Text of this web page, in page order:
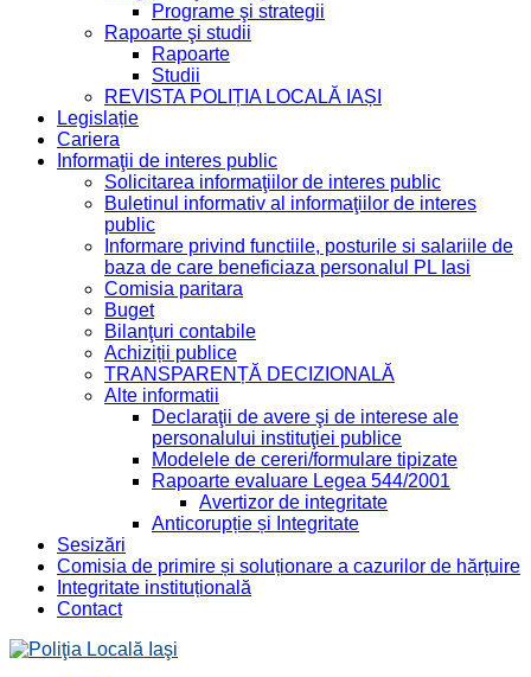
Programe şi strategii
Rapoarte şi studii
Rapoarte
Studii
REVISTA POLIȚIA LOCALĂ IAȘI
Legislație
Cariera
Informaţii de interes public
Solicitarea informaţiilor de interes public
Buletinul informativ al informaţiilor de interes
public
Informare privind functiile, posturile si salariile de
baza de care beneficiaza personalul PL Iasi
Comisia paritara
Buget
Bilanţuri contabile
Achiziții publice
TRANSPARENȚĂ DECIZIONALĂ
Alte informatii
Declaraţii de avere şi de interese ale
personalului instituţiei publice
Modelele de cereri/formulare tipizate
Rapoarte evaluare Legea 544/2001
Avertizor de integritate
Anticorupție și Integritate
Sesizări
Comisia de primire și soluționare a cazurilor de hărțuire
Integritate instituțională
Contact